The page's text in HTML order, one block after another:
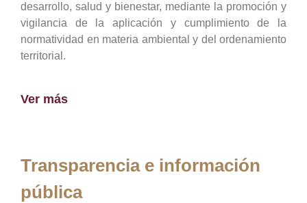
desarrollo, salud y bienestar, mediante la promoción y
vigilancia de la aplicación y cumplimiento de la
normatividad en materia ambiental y del ordenamiento
territorial.
Ver más
Transparencia e información
pública